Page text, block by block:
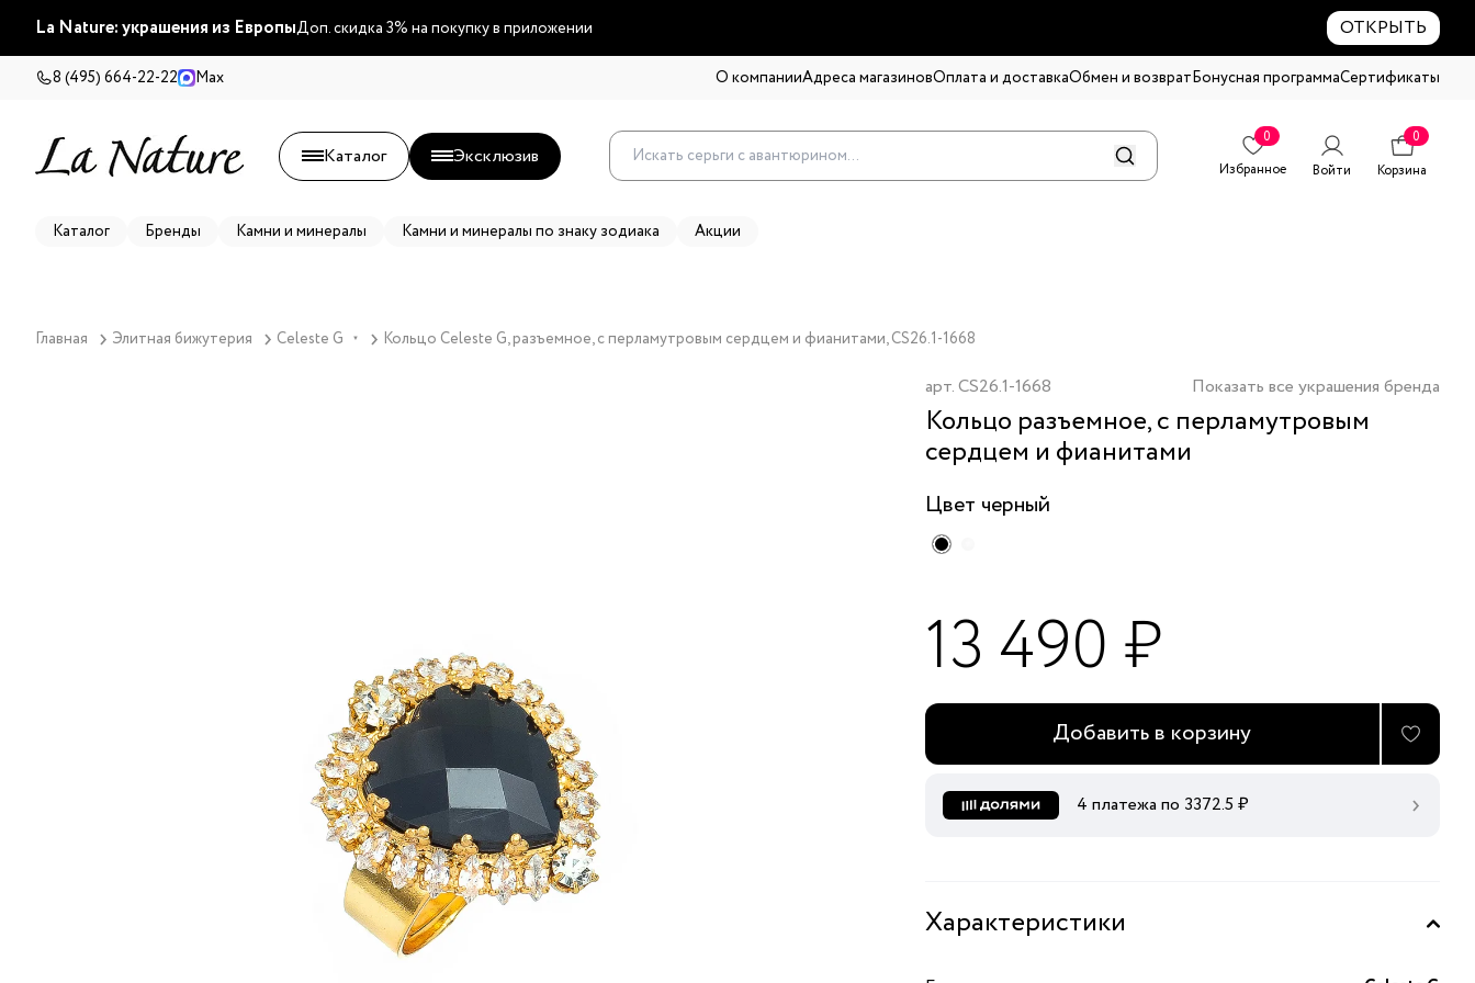
La Nature: украшения из ЕвропыДоп. скидка 3% на покупку в приложении ОТКРЫТЬ
8 (495) 664-22-22 Max О компанииАдреса магазиновОплата и доставкаОбмен и возвратБонусная программаСертификаты
Каталог Эксклюзив
0
Избранное
Войти
0
Корзина
Каталог Бренды Камни и минералы Камни и минералы по знаку зодиака Акции
Главная Элитная бижутерия Celeste G ▼ Кольцо Celeste G, разъемное, с перламутровым сердцем и фианитами, CS26.1-1668
арт.CS26.1-1668 Показать все украшения бренда
Кольцо разъемное, с перламутровым
сердцем и фианитами
Цвет черный
13 490 ₽
Добавить в корзину
4 платежа по 3372.5 ₽
Характеристики